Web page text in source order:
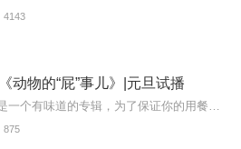
4143
动物的“屁”事儿》|元旦试播
875